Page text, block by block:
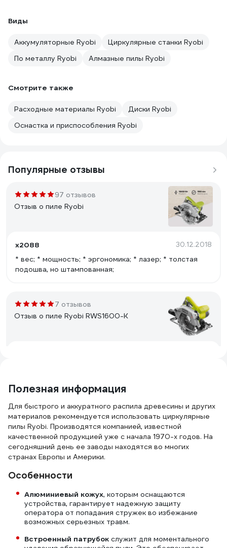
Виды
Аккумуляторные Ryobi
Циркулярные станки Ryobi
По металлу Ryobi
Алмазные пилы Ryobi
Смотрите также
Расходные материалы Ryobi
Диски Ryobi
Оснастка и приспособления Ryobi
Популярные отзывы
97 отзывов
Отзыв о пиле Ryobi
x2088 30.12.2018
* вес; * мощность; * эргономика; * лазер; * толстая
подошва, но штампованная;
7 отзывов
Отзыв о пиле Ryobi RWS1600-K
33 отзыва
Отзыв о пиле Ryobi (EWS1150RS)
Ворошилов Юрий
выход под пылесос мягкий! Любой пылесос подходит,
мало. Приятная мелочь - что есть лампочка, которая
горит, если инструмент вставлен в сеть. А то бывает,
не уверен включён ли инструмент.
Полезная информация
Для быстрого и аккуратного распила древесины и других
материалов рекомендуется использовать циркулярные
пилы Ryobi. Производятся компанией, известной
качественной продукцией уже с начала 1970-х годов. На
сегодняшний день ее заводы находятся во многих
странах Европы и Америки.
Особенности
Алюминиевый кожух, которым оснащаются
устройства, гарантирует надежную защиту
оператора от попадания стружек во избежание
возможных серьезных травм.
Встроенный патрубок служит для моментального